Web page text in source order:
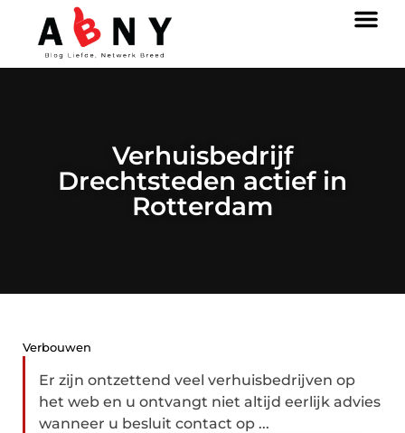
Verhuisbedrijf
Drechtsteden actief in
Rotterdam
Verbouwen
Er zijn ontzettend veel verhuisbedrijven op
het web en u ontvangt niet altijd eerlijk advies
wanneer u besluit contact op ...